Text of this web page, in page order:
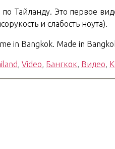
Тайланду. Это первое
и слабость ноута).
in Bangkok. Made in
Video Бангкок Видео